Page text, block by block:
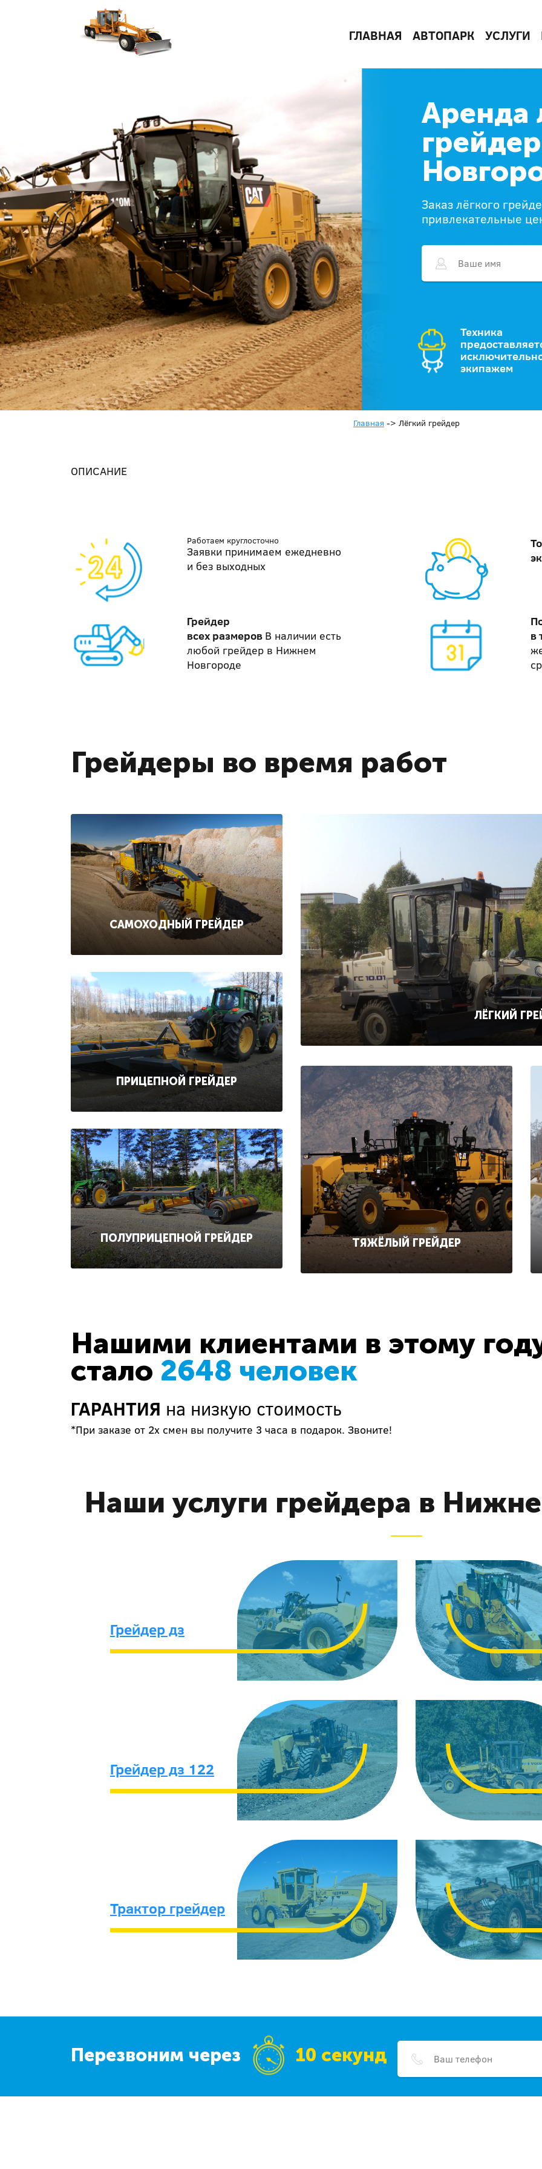
ГЛАВНАЯ АВТОПАРК УСЛУГИ
Аренда
Заказ лёгкого
привлекательные
Техника
экипажем
Главная -> Лёгкий грейдер
ОПИСАНИЕ
Работаем круглосточно
Заявки принимаем ежедневно
и без выходных
Грейдер
всех размеров В наличии есть
любой грейдер в Нижнем
Новгороде
в
Грейдеры во время работ
САМОХОДНЫЙ ГРЕЙДЕР
ПРИЦЕПНОЙ ГРЕЙДЕР
ПОЛУПРИЦЕПНОЙ ГРЕЙДЕР
ЛЁГКИЙ
ТЯЖЁЛЫЙ ГРЕЙДЕР
Нашими клиентами в этому
стало 2648 человек
ГАРАНТИЯ на низкую стоимость
*При заказе от 2х смен вы получите 3 часа в подарок. Звоните!
Наши услуги грейдера в
Грейдер дз
Грейдер дз 122
Трактор грейдер
Перезвоним через 10 секунд